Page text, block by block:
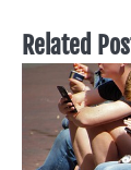
příspěvek
Related